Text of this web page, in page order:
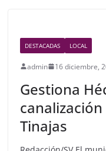
o
o
k
DESTACADAS LOCAL
admin 16 diciembre,
Gestiona
Tinajas